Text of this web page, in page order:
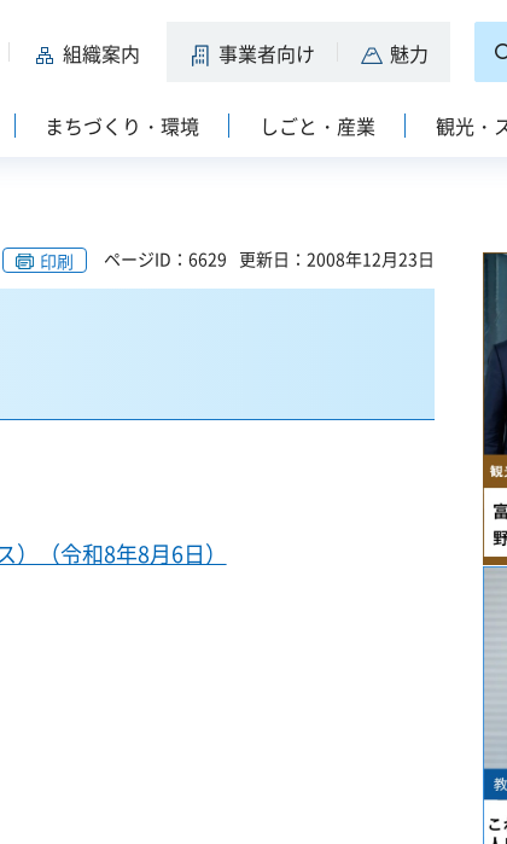
組織案内 事業者向け 魅力
まちづくり・環境 しごと・産業 観光・
印刷 ページID：6629 更新日：2008年12月23日
（令和8年8月6日）